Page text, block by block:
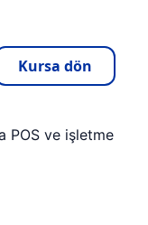
Kursa dön
POS ve işletme